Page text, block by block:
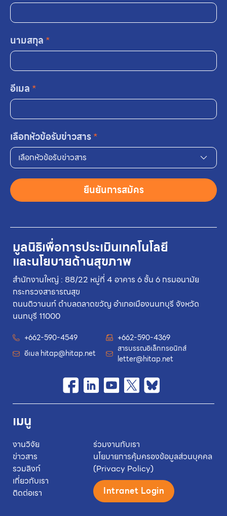
มูลนิธิเพื่อการประเมินเทคโนโลยี
และนโยบายด้านสุขภาพ
สำนักงานใหญ่ : 88/22 หมู่ที่ 4 อาคาร 6 ชั้น 6 กรมอนามัย
กระทรวงสาธารณสุข
ถนนติวานนท์ ตำบลตลาดขวัญ อำเภอเมืองนนทบุรี จังหวัด
นนทบุรี 11000
+662-590-4549
+662-590-4369
อีเมล hitap@hitap.net
สารบรรณอิเล็กทรอนิกส์
letter@hitap.net
เมนู
งานวิจัย
ข่าวสาร
รวมลิงก์
เกี่ยวกับเรา
ติดต่อเรา
ร่วมงานกับเรา
นโยบายการคุ้มครองข้อมูลส่วนบุคคล
(Privacy Policy)
Intranet Login
นามสกุล *
อีเมล *
เลือกหัวข้อรับข่าวสาร*
เลือกหัวข้อรับข่าวสาร
ยืนยันการสมัคร